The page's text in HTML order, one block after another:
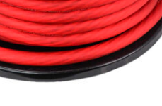
МУЗЫКАЛЬНЫЕ АКСЕССУАРЫ
АВТОУСИЛИТЕЛИ
САБВУФЕРЫ